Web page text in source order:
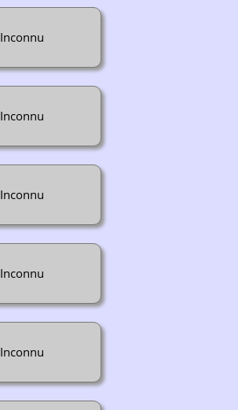
Inconnu
Inconnu
Inconnu
Inconnu
Inconnu